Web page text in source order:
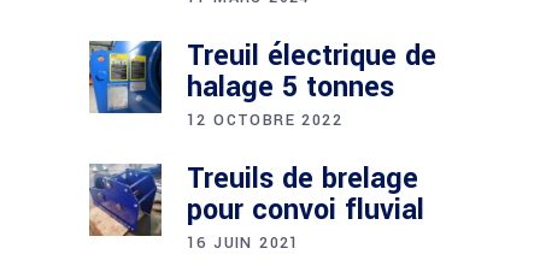
Treuil électrique de
halage 5 tonnes
12 OCTOBRE 2022
Treuils de brelage
pour convoi fluvial
16 JUIN 2021